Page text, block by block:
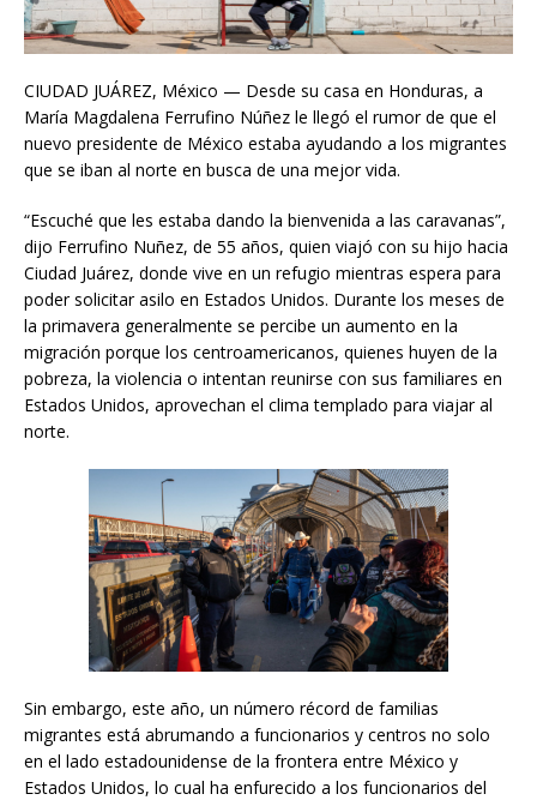
CIUDAD JUÁREZ, México — Desde su casa en Honduras, a
María Magdalena Ferrufino Núñez le llegó el rumor de que el
nuevo presidente de México estaba ayudando a los migrantes
que se iban al norte en busca de una mejor vida.
“Escuché que les estaba dando la bienvenida a las caravanas”,
dijo Ferrufino Nuñez, de 55 años, quien viajó con su hijo hacia
Ciudad Juárez, donde vive en un refugio mientras espera para
poder solicitar asilo en Estados Unidos. Durante los meses de
la primavera generalmente se percibe un aumento en la
migración porque los centroamericanos, quienes huyen de la
pobreza, la violencia o intentan reunirse con sus familiares en
Estados Unidos, aprovechan el clima templado para viajar al
norte.
Sin embargo, este año, un número récord de familias
migrantes está abrumando a funcionarios y centros no solo
en el lado estadounidense de la frontera entre México y
Estados Unidos, lo cual ha enfurecido a los funcionarios del